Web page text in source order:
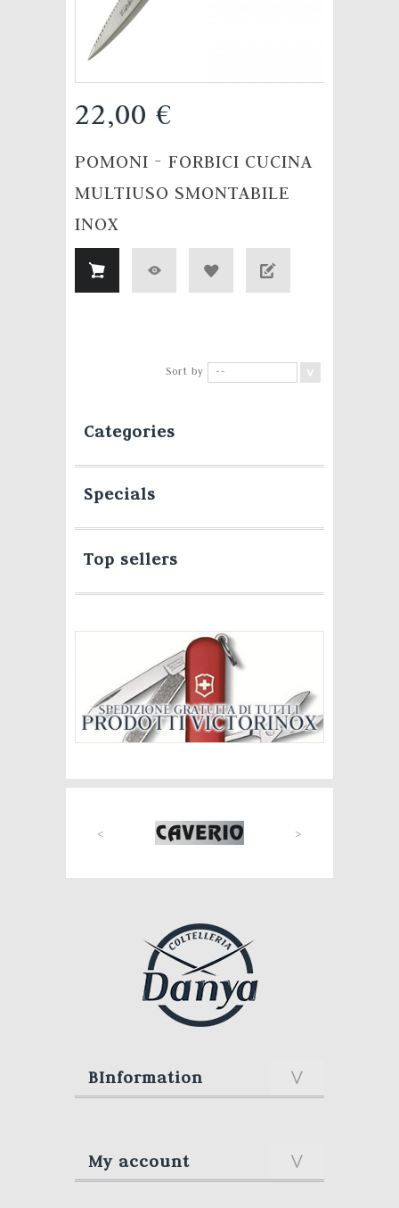
22,00 €
POMONI - FORBICI CUCINA
MULTIUSO SMONTABILE
INOX
Sort by --
Categories
Specials
Top sellers
< >
BInformation
My account